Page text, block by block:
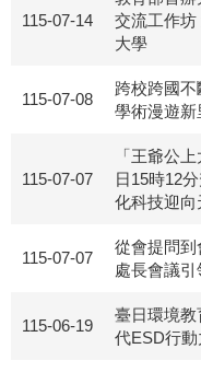
115-07-14
交流工作坊
大學
115-07-08
跨校跨國
學術漫遊新
115-07-07
「王爺公
日15時12
化科技迎向
115-07-07
從會提問到
處長會議
115-06-19
臺日環境
代ESD行動